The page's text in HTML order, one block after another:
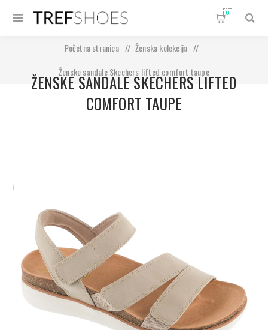
0
Početna stranica / Ženska kolekcija
/
Ženske sandale Skechers lifted comfort taupe
ŽENSKE SANDALE SKECHERS LIFTED
COMFORT TAUPE